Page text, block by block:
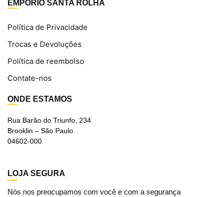
EMPÓRIO SANTA ROLHA
Política de Privacidade
Trocas e Devoluções
Política de reembolso
Contate-nos
ONDE ESTAMOS
Rua Barão do Triunfo, 234
Brooklin – São Paulo
04602-000
LOJA SEGURA
Nós nos preocupamos com você e com a segurança